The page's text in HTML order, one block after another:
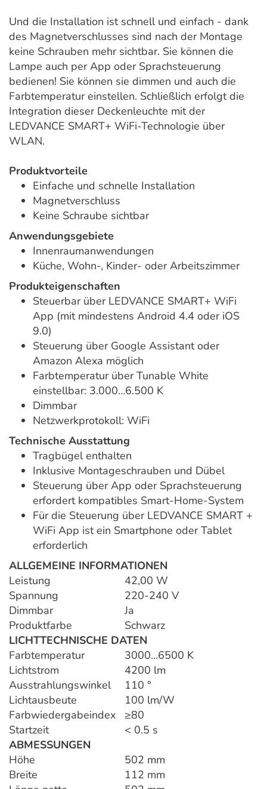
Und die Installation ist schnell und einfach - dank
des Magnetverschlusses sind nach der Montage
keine Schrauben mehr sichtbar. Sie können die
Lampe auch per App oder Sprachsteuerung
bedienen! Sie können sie dimmen und auch die
Farbtemperatur einstellen. Schließlich erfolgt die
Integration dieser Deckenleuchte mit der
LEDVANCE SMART+ WiFi-Technologie über
WLAN.
Produktvorteile
Einfache und schnelle Installation
Magnetverschluss
Keine Schraube sichtbar
Anwendungsgebiete
Innenraumanwendungen
Küche, Wohn-, Kinder- oder Arbeitszimmer
Produkteigenschaften
Steuerbar über LEDVANCE SMART+ WiFi
App (mit mindestens Android 4.4 oder iOS
9.0)
Steuerung über Google Assistant oder
Amazon Alexa möglich
Farbtemperatur über Tunable White
einstellbar: 3.000…6.500 K
Dimmbar
Netzwerkprotokoll: WiFi
Technische Ausstattung
Tragbügel enthalten
Inklusive Montageschrauben und Dübel
Steuerung über App oder Sprachsteuerung
erfordert kompatibles Smart-Home-System
Für die Steuerung über LEDVANCE SMART +
WiFi App ist ein Smartphone oder Tablet
erforderlich
ALLGEMEINE INFORMATIONEN
Leistung
42,00 W
Spannung
220-240 V
Dimmbar
Ja
Produktfarbe
Schwarz
LICHTTECHNISCHE DATEN
Farbtemperatur
3000…6500 K
Lichtstrom
4200 lm
Ausstrahlungswinkel
110 °
Lichtausbeute
100 lm/W
Farbwiedergabeindex
≥80
Startzeit
< 0.5 s
ABMESSUNGEN
Höhe
502 mm
Breite
112 mm